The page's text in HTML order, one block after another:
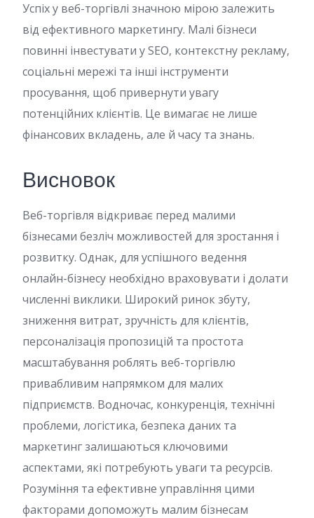
Успіх у веб-торгівлі значною мірою залежить
від ефективного маркетингу. Малі бізнеси
повинні інвестувати у SEO, контекстну рекламу,
соціальні мережі та інші інструменти
просування, щоб привернути увагу
потенційних клієнтів. Це вимагає не лише
фінансових вкладень, але й часу та знань.
Висновок
Веб-торгівля відкриває перед малими
бізнесами безліч можливостей для зростання і
розвитку. Однак, для успішного ведення
онлайн-бізнесу необхідно враховувати і долати
численні виклики. Широкий ринок збуту,
зниження витрат, зручність для клієнтів,
персоналізація пропозицій та простота
масштабування роблять веб-торгівлю
привабливим напрямком для малих
підприємств. Водночас, конкуренція, технічні
проблеми, логістика, безпека даних та
маркетинг залишаються ключовими
аспектами, які потребують уваги та ресурсів.
Розуміння та ефективне управління цими
факторами допоможуть малим бізнесам